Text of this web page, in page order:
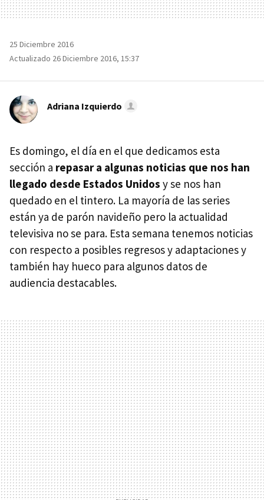
25 Diciembre 2016
Actualizado 26 Diciembre 2016, 15:37
Adriana Izquierdo
Es domingo, el día en el que dedicamos esta
sección a repasar a algunas noticias que nos han
llegado desde Estados Unidos y se nos han
quedado en el tintero. La mayoría de las series
están ya de parón navideño pero la actualidad
televisiva no se para. Esta semana tenemos noticias
con respecto a posibles regresos y adaptaciones y
también hay hueco para algunos datos de
audiencia destacables.